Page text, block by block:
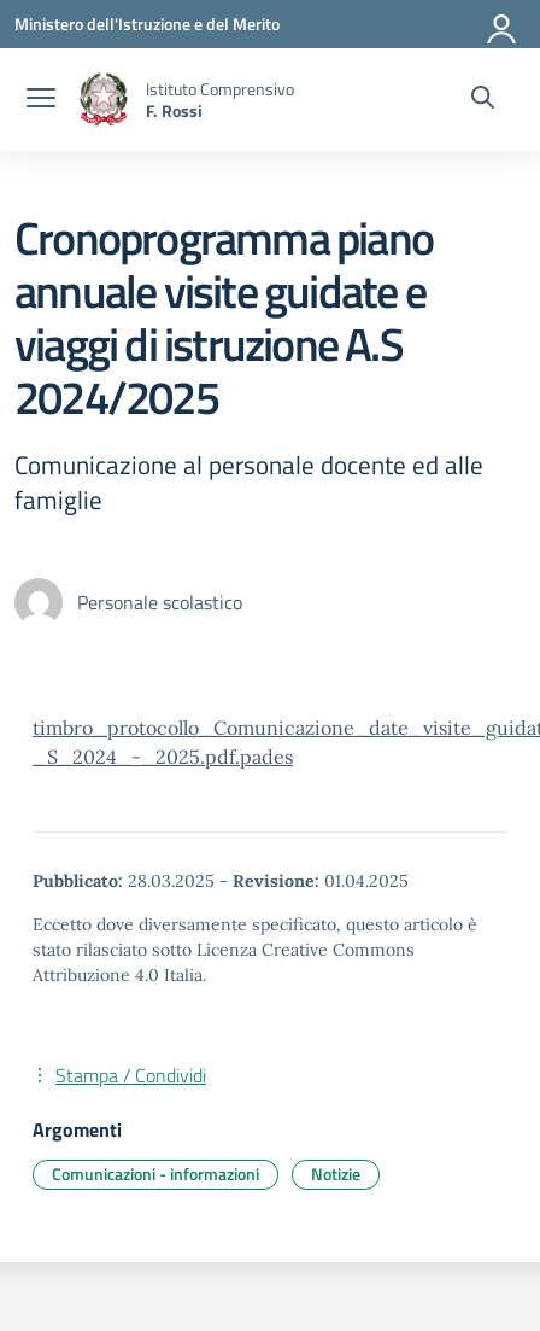
Vai ai contenuti
Vai al menu di navigazione
Vai al footer
Ministero dell'Istruzione e del Merito
Istituto Comprensivo
F. Rossi
Cronoprogramma piano
annuale visite guidate e
viaggi di istruzione A.S
2024/2025
Comunicazione al personale docente ed alle
famiglie
Personale scolastico
_S_2024_-_2025.pdf.pades
Pubblicato: 28.03.2025 - Revisione: 01.04.2025
Eccetto dove diversamente specificato, questo articolo è
stato rilasciato sotto Licenza Creative Commons
Attribuzione 4.0 Italia.
Stampa / Condividi
Argomenti
Comunicazioni - informazioni Notizie